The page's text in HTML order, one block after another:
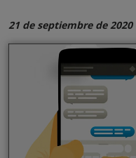
21 de septiembre de 2020